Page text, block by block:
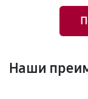
Наши